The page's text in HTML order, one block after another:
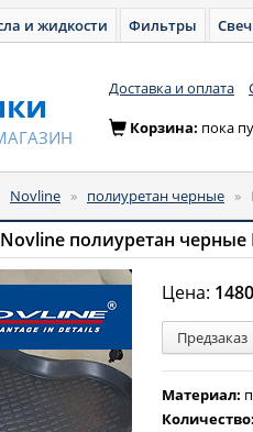
и жидкости Фильтры
Доставка и оплата
Корзина: пока
Novline » полиуретан черные »
полиуретан черные
Цена:
Предзаказ
Материал:
Количество: